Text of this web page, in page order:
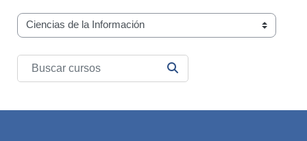
Carreras
Buscar cursos
BUSCAR CURSOS